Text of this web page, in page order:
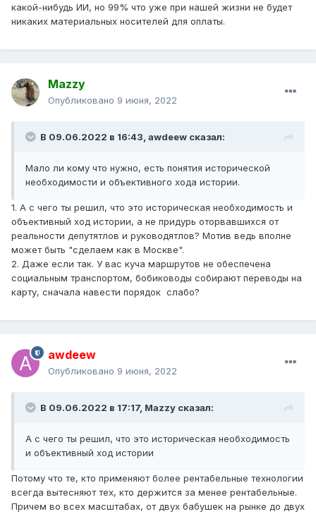
какой-нибудь ИИ, но 99% что уже при нашей жизни не будет
никаких материальных носителей для оплаты.
Mazzy
Опубликовано 9 июня, 2022
В 09.06.2022 в 16:43, awdeew сказал:
Мало ли кому что нужно, есть понятия исторической
необходимости и объективного хода истории.
1. А с чего ты решил, что это историческая необходимость и
объективный ход истории, а не придурь оторвавшихся от
реальности депутятлов и руководятлов? Мотив ведь вполне
может быть "сделаем как в Москве".
2. Даже если так. У вас куча маршрутов не обеспечена
социальным транспортом, бобиководы собирают переводы на
карту, сначала навести порядок слабо?
awdeew
Опубликовано 9 июня, 2022
В 09.06.2022 в 17:17, Mazzy сказал:
А с чего ты решил, что это историческая необходимость
и объективный ход истории
Потому что те, кто применяют более рентабельные технологии
всегда вытесняют тех, кто держится за менее рентабельные.
Причем во всех масштабах, от двух бабушек на рынке до двух